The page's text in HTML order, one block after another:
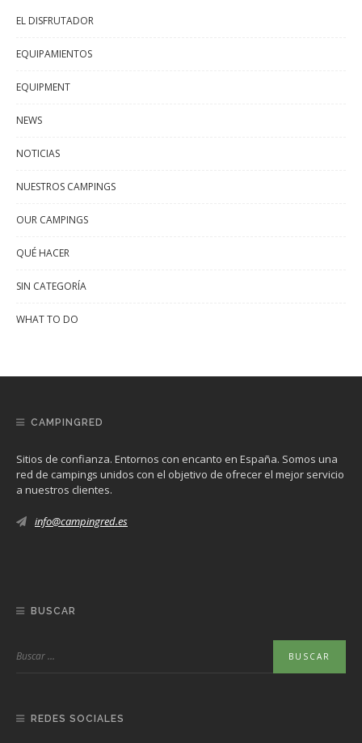
EL DISFRUTADOR
EQUIPAMIENTOS
EQUIPMENT
NEWS
NOTICIAS
NUESTROS CAMPINGS
OUR CAMPINGS
QUÉ HACER
SIN CATEGORÍA
WHAT TO DO
CAMPINGRED
Sitios de confianza. Entornos con encanto en España. Somos una
red de campings unidos con el objetivo de ofrecer el mejor servicio
a nuestros clientes.
info@campingred.es
BUSCAR
REDES SOCIALES